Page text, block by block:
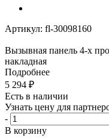
Артикул: fl-30098160
Вызывная панель 4-х
накладная
Подробнее
5 294 ₽
Есть в наличии
Узнать цену для
-
В корзину